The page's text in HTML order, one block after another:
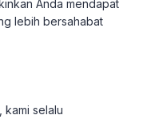
Anda mendapat
lebih bersahabat
kami selalu